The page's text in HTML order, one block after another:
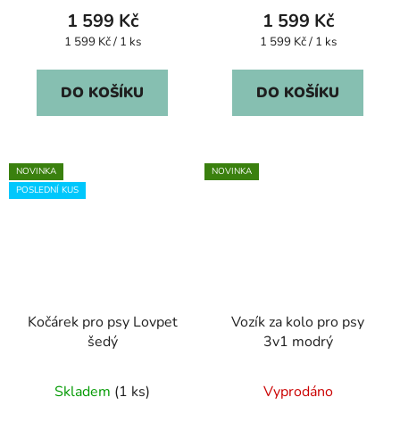
1 599 Kč
Měrná
1 599 Kč / 1 ks
DO KOŠÍKU
produktu
je
z
1 599 Kč
Měrná
1 599 Kč / 1 ks
DO KOŠÍKU
NOVINKA
POSLEDNÍ KUS
Kočárek pro psy Lovpet
šedý
Skladem (1 ks)
NOVINKA
Vozík za kolo pro psy
3v1 modrý
Vyprodáno